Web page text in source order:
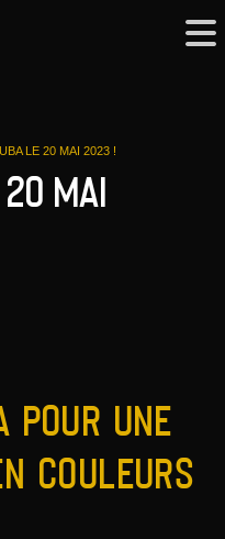
LE 20 MAI 2023 !
mai
pour une
couleurs